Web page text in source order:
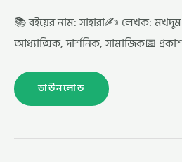
📚 বইয়ের নাম: সাহারা✍️ লেখক:
আধ্যাত্মিক, দার্শনিক, সামাজিক📅
ডাউনলোড